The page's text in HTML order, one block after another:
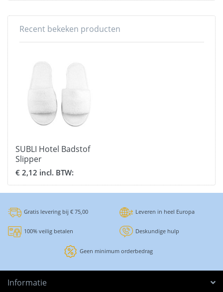
Recent bekeken producten
SUBLI Hotel Badstof
Slipper
€ 2,12 incl. BTW:
Gratis levering bij € 75,00 Leveren in heel Europa
100% veilig betalen Deskundige hulp
Geen minimum orderbedrag
Informatie